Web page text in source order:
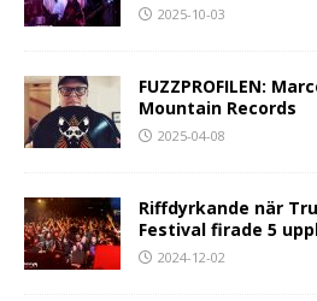
2025-10-03
FUZZPROFILEN:
Mountain Records
2025-04-08
Riffdyrkande när
Festival firade 5
2024-12-02